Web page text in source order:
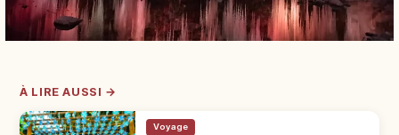
À LIRE AUSSI →
Voyage